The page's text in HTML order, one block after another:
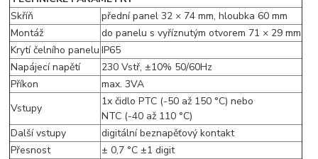
Skříň
přední panel 32 × 74 mm, hloubka 60 mm
Montáž
do panelu s vyříznutým otvorem 71 × 29 mm
Krytí čelního panelu IP65
Napájecí napětí
230 Vstř, ±10% 50/60Hz
Příkon
max. 3VA
Vstupy
1x čidlo PTC (-50 až 150 °C) nebo
NTC (-40 až 110 °C)
Další vstupy
digitální beznapěťový kontakt
Přesnost
± 0,7 °C ±1 digit